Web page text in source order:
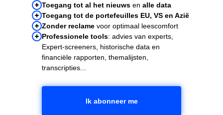
Toegang tot al het nieuws en alle data
Toegang tot de portefeuilles EU, VS en Azië
Zonder reclame voor optimaal leescomfort
Professionele tools: advies van experts,
Expert-screeners, historische data en
financiële rapporten, themalijsten,
transcripties...
Ik abonneer me